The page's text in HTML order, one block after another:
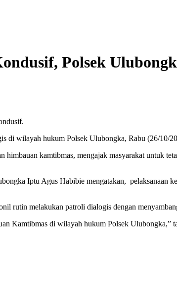
Polsek
di wilayah hukum Polsek Ulubongka, Rabu (26/10/
kamtibmas, mengajak masyarakat untuk
Iptu Agus Habibie mengatakan, pelaksanaan
rutin melakukan patroli dialogis dengan
Kamtibmas di wilayah hukum Polsek